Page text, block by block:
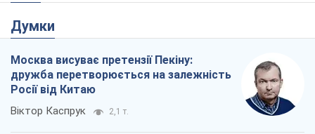
Думки
Москва висуває претензії Пекіну:
дружба перетворюється на залежність
Росії від Китаю
Віктор Каспрук 2,1 т.